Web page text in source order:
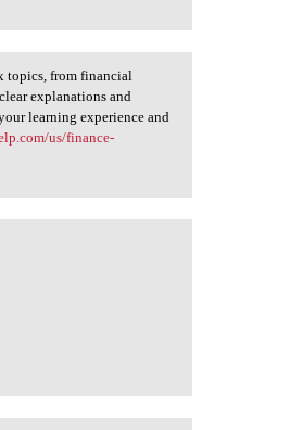
topics, from financial
explanations and
learning experience and
us/finance-